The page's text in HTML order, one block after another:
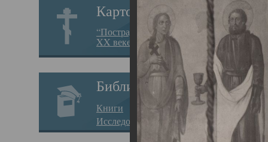
Картотека
“Пострадавшие за веру в
XX веке на Севере”
Библиотека
Книги
Исследования